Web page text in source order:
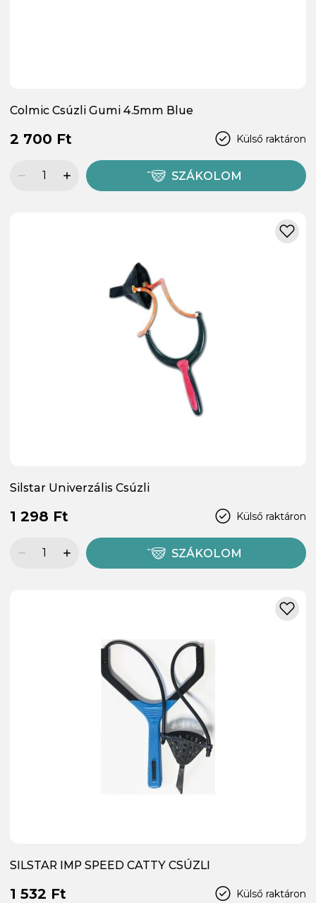
Colmic Csúzli Gumi 4.5mm Blue
Külső raktáron
2 700 Ft
SZÁKOLOM
Silstar Univerzális Csúzli
Külső raktáron
1 298 Ft
SZÁKOLOM
SILSTAR IMP SPEED CATTY CSÚZLI
Külső raktáron
1 532 Ft